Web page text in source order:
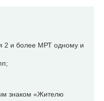
2 и более МРТ одному и
знаком «Жителю